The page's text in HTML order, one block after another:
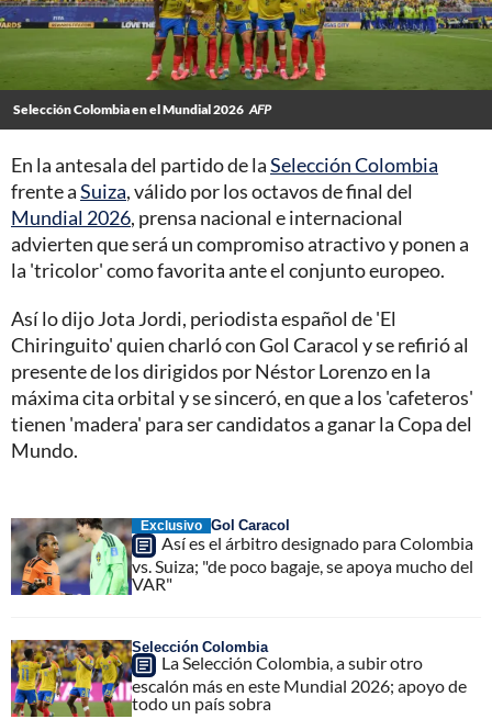
Selección Colombia en el Mundial 2026 AFP
En la antesala del partido de laSelección Colombia
frente aSuiza, válido por los octavos de final del
Mundial 2026, prensa nacional e internacional
advierten que será un compromiso atractivo y ponen a
la 'tricolor' como favorita ante el conjunto europeo.
Así lo dijo Jota Jordi, periodista español de 'El
Chiringuito' quien charló con Gol Caracol y se refirió al
presente de los dirigidos por Néstor Lorenzo en la
máxima cita orbital y se sinceró, en que a los 'cafeteros'
tienen 'madera' para ser candidatos a ganar la Copa del
Mundo.
Exclusivo Gol Caracol
Así es el árbitro designado para Colombia
vs. Suiza; "de poco bagaje, se apoya mucho del
VAR"
Selección Colombia
La Selección Colombia, a subir otro
escalón más en este Mundial 2026; apoyo de
todo un país sobra